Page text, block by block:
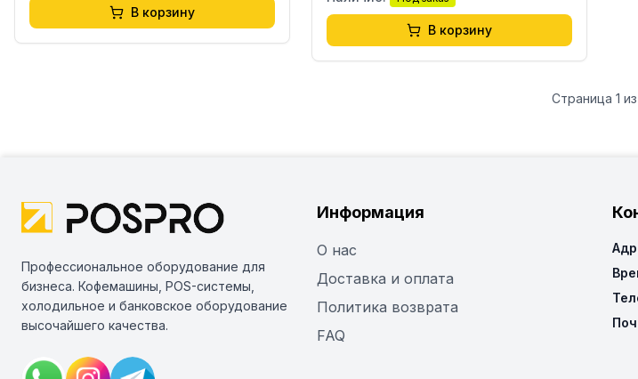
В корзину
В корзину
Страница 1 из
Профессиональное оборудование для
бизнеса. Кофемашины, POS-системы,
холодильное и банковское оборудование
высочайшего качества.
Информация
О нас
Доставка и оплата
Политика возврата
FAQ